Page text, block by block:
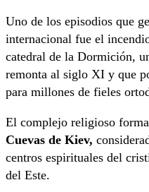
Uno de los episodios que
internacional fue el
catedral de la Dormición,
remonta al siglo XI y que
para millones de fieles
El complejo religioso
Cuevas de Kiev,
centros espirituales del
del Este.